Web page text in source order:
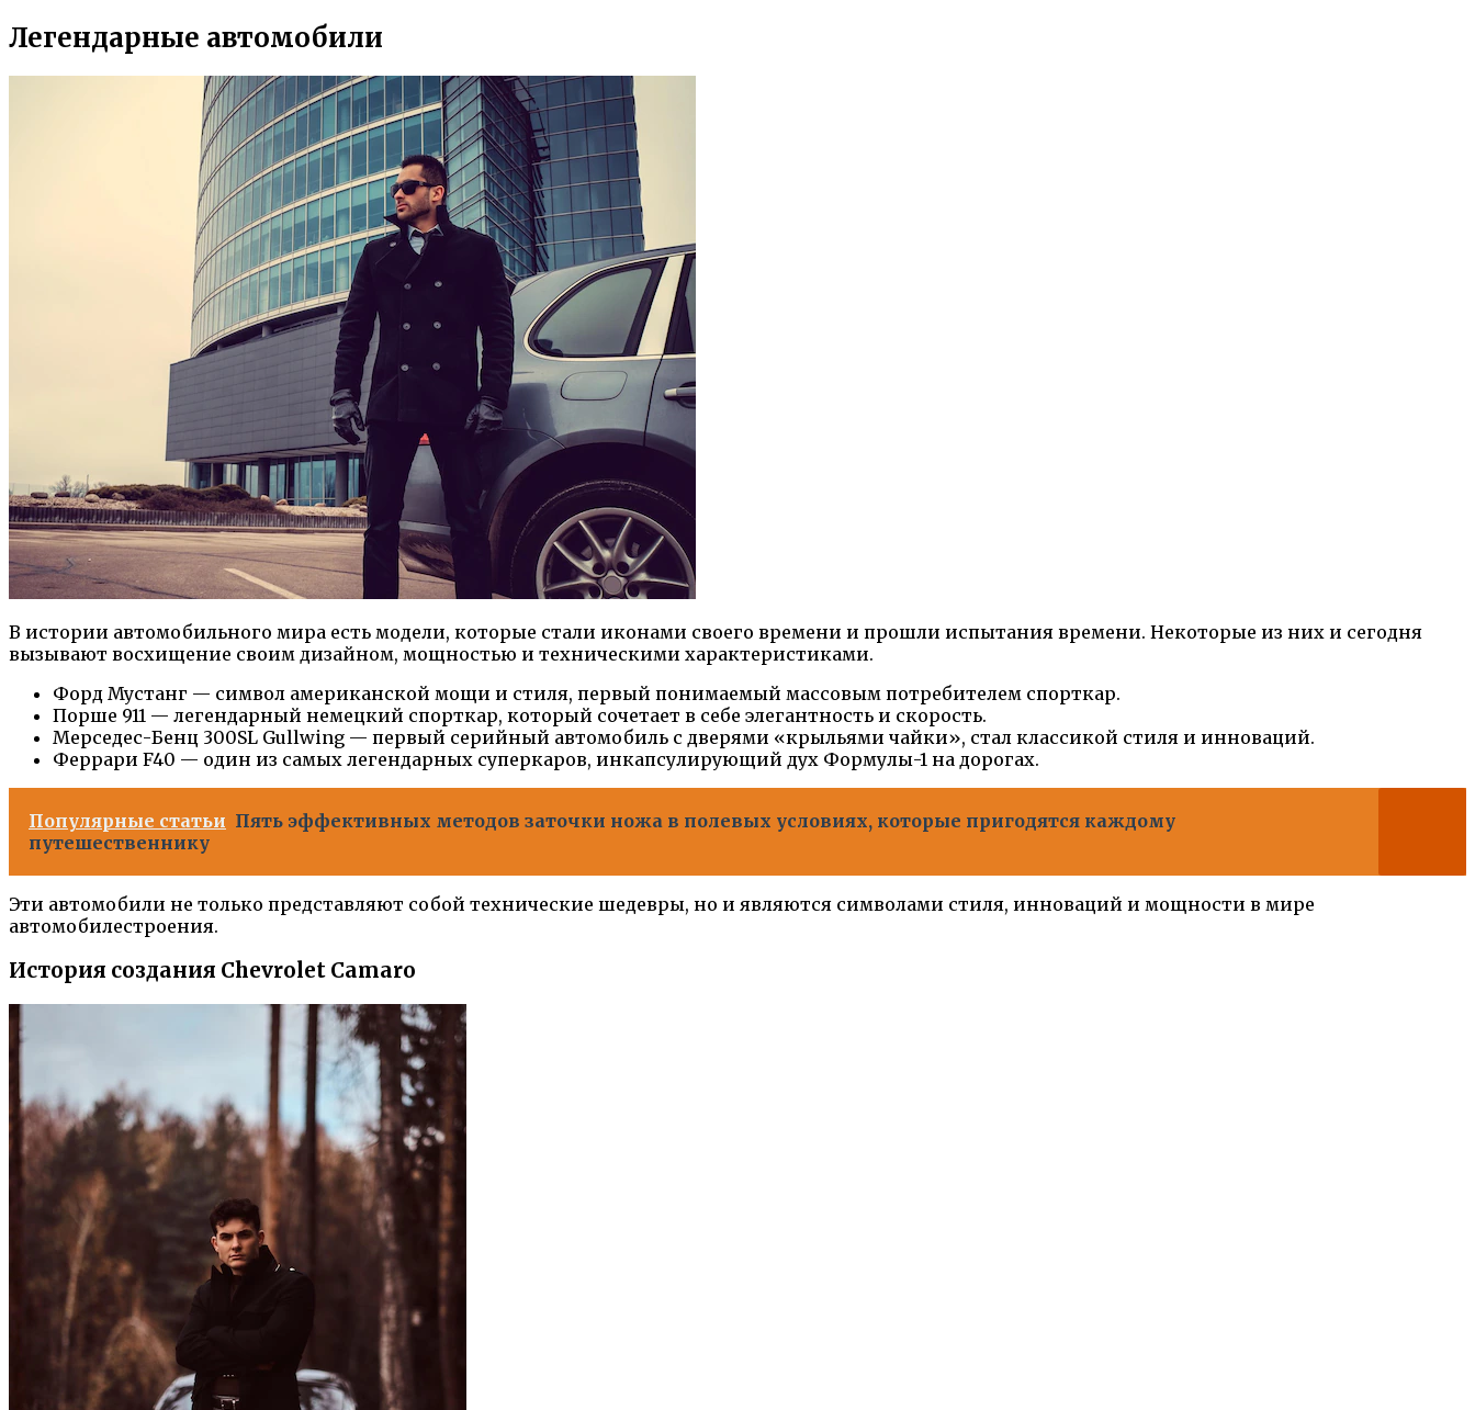
Легендарные автомобили
В истории автомобильного мира есть модели, которые стали иконами своего времени и прошли испытания времени. Некоторые из них и сегодня
вызывают восхищение своим дизайном, мощностью и техническими характеристиками.
Форд Мустанг — символ американской мощи и стиля, первый понимаемый массовым потребителем спорткар.
Порше 911 — легендарный немецкий спорткар, который сочетает в себе элегантность и скорость.
Мерседес-Бенц 300SL Gullwing — первый серийный автомобиль с дверями «крыльями чайки», стал классикой стиля и инноваций.
Феррари F40 — один из самых легендарных суперкаров, инкапсулирующий дух Формулы-1 на дорогах.
Популярные статьи Пять эффективных методов заточки ножа в полевых условиях, которые пригодятся каждому
путешественнику
Эти автомобили не только представляют собой технические шедевры, но и являются символами стиля, инноваций и мощности в мире
автомобилестроения.
История создания Chevrolet Camaro